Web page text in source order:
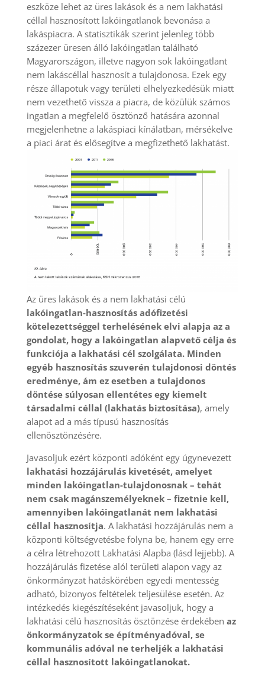
eszköze lehet az üres lakások és a nem lakhatási
céllal hasznosított lakóingatlanok bevonása a
lakáspiacra. A statisztikák szerint jelenleg több
százezer üresen álló lakóingatlan található
Magyarországon, illetve nagyon sok lakóingatlant
nem lakáscéllal hasznosít a tulajdonosa. Ezek egy
része állapotuk vagy területi elhelyezkedésük miatt
nem vezethető vissza a piacra, de közülük számos
ingatlan a megfelelő ösztönző hatására azonnal
megjelenhetne a lakáspiaci kínálatban, mérsékelve
a piaci árat és elősegítve a megfizethető lakhatást.
Az üres lakások és a nem lakhatási célú
lakóingatlan-hasznosítás adófizetési
kötelezettséggel terhelésének elvi alapja az a
gondolat, hogy a lakóingatlan alapvető célja és
funkciója a lakhatási cél szolgálata. Minden
egyéb hasznosítás szuverén tulajdonosi döntés
eredménye, ám ez esetben a tulajdonos
döntése súlyosan ellentétes egy kiemelt
társadalmi céllal (lakhatás biztosítása), amely
alapot ad a más típusú hasznosítás
ellenösztönzésére.
Javasoljuk ezért központi adóként egy úgynevezett
lakhatási hozzájárulás kivetését, amelyet
minden lakóingatlan-tulajdonosnak – tehát
nem csak magánszemélyeknek – fizetnie kell,
amennyiben lakóingatlanát nem lakhatási
céllal hasznosítja. A lakhatási hozzájárulás nem a
központi költségvetésbe folyna be, hanem egy erre
a célra létrehozott Lakhatási Alapba (lásd lejjebb). A
hozzájárulás fizetése alól területi alapon vagy az
önkormányzat hatáskörében egyedi mentesség
adható, bizonyos feltételek teljesülése esetén. Az
intézkedés kiegészítéseként javasoljuk, hogy a
lakhatási célú hasznosítás ösztönzése érdekében az
önkormányzatok se építményadóval, se
kommunális adóval ne terheljék a lakhatási
céllal hasznosított lakóingatlanokat.